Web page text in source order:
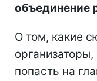
объединение
О том, какие
попасть на